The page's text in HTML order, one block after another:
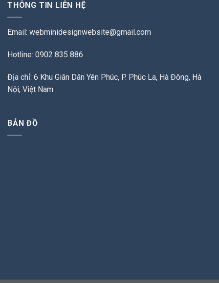
THÔNG TIN LIÊN HỆ
Email: webminidesignwebsite@gmail.com
Hotline: 0902 835 886
Địa chỉ: 6 Khu Giãn Dân Yên Phúc, P. Phúc La, Hà Đông, Hà
Nội, Việt Nam
BẢN ĐỒ